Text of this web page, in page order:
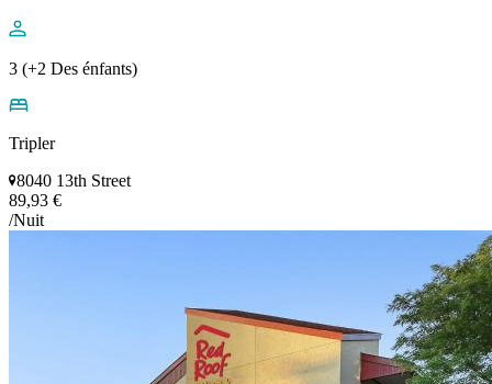
3 (+2 Des énfants)
Tripler
8040 13th Street
89,93 €
/Nuit